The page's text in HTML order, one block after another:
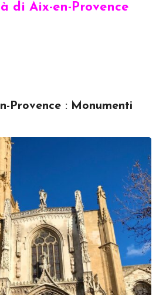
di Aix-en-Provence
Provence : Monumenti